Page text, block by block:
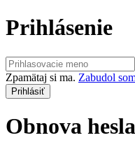
Prihlásenie
Zpamätaj si ma. Zabudol
Obnova hesla